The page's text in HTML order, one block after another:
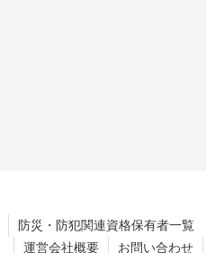
防災・防犯関連資格保有者一覧
運営会社概要
お問い合わせ